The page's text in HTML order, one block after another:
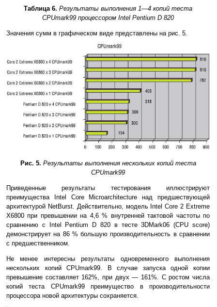
Таблица 6. Результаты выполнения 1—4 копий теста
CPUmark99 процессором Intel Pentium D 820
Значения сумм в графическом виде представлены на рис. 5.
Рис. 5. Результаты выполнения нескольких копий теста
CPUmark99
Приведенные результаты тестирования иллюстрируют
преимущества Intel Core Microarchitecture над предшествующей
архитектурой NetBurst. Действительно, модель Intel Core 2 Extreme
X6800 при превышении на 4,6 % внутренней тактовой частоты по
сравнению с Intel Pentium D 820 в тесте 3DMark06 (CPU score)
демонстрирует на 86 % большую производительность в сравнении
с предшественником.
Не менее интересны результаты одновременного выполнения
нескольких копий CPUmark99. В случае запуска одной копии
превышение составляет 162%, при двух — 161%. С ростом числа
копий теста CPUmark99 преимущество в производительности
процессора новой архитектуры сохраняется.